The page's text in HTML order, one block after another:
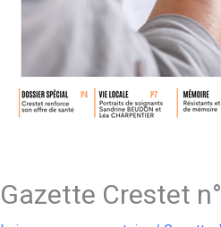
Gazette Crestet